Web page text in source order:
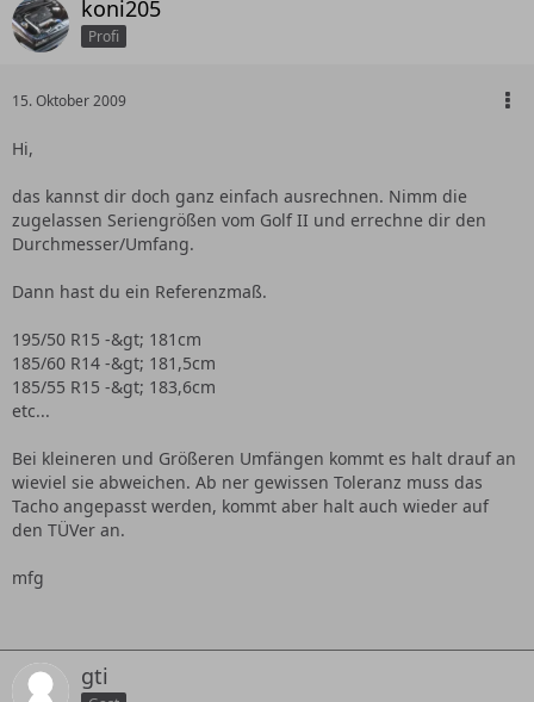
koni205
Profi
15. Oktober 2009
Hi,
das kannst dir doch ganz einfach ausrechnen. Nimm die
zugelassen Seriengrößen vom Golf II und errechne dir den
Durchmesser/Umfang.
Dann hast du ein Referenzmaß.
195/50 R15 -&gt; 181cm
185/60 R14 -&gt; 181,5cm
185/55 R15 -&gt; 183,6cm
etc...
Bei kleineren und Größeren Umfängen kommt es halt drauf an
wieviel sie abweichen. Ab ner gewissen Toleranz muss das
Tacho angepasst werden, kommt aber halt auch wieder auf
den TÜVer an.
mfg
gti